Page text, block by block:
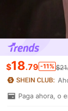
$18.79 -11%
Paga ahora, o